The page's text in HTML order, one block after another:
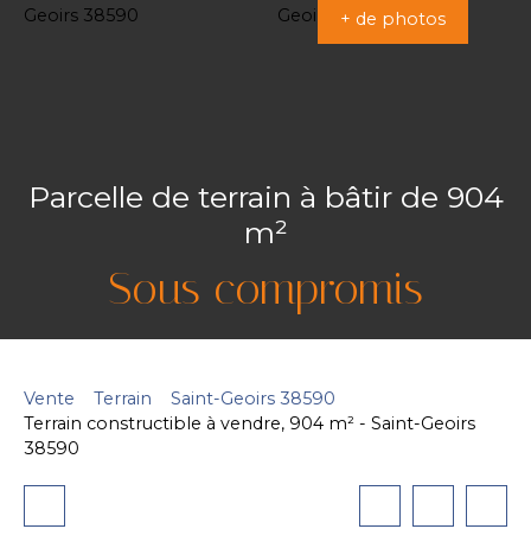
+ de photos
Parcelle de terrain à bâtir de 904
m²
Sous compromis
Vente Terrain
Saint-Geoirs 38590
Terrain constructible à vendre, 904 m² - Saint-Geoirs
38590